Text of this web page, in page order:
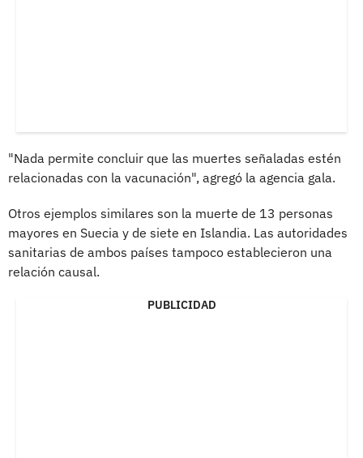
"Nada permite concluir que las muertes señaladas estén
relacionadas con la vacunación", agregó la agencia gala.
Otros ejemplos similares son la muerte de 13 personas
mayores en Suecia y de siete en Islandia. Las autoridades
sanitarias de ambos países tampoco establecieron una
relación causal.
PUBLICIDAD